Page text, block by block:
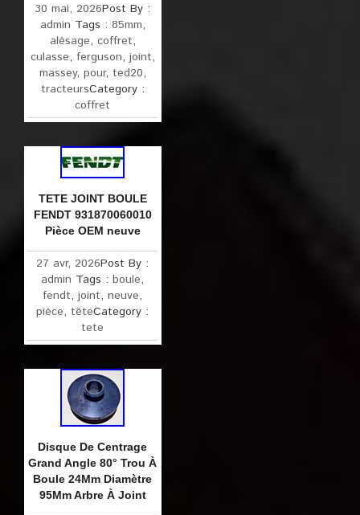
30 mai, 2026Post By :
admin Tags : 85mm,
alésage, coffret,
culasse, ferguson, joint,
massey, pour, ted20,
tracteursCategory :
coffret
TETE JOINT BOULE
FENDT 931870060010
Pièce OEM neuve
27 avr, 2026Post By :
admin Tags :boule,
fendt,joint,neuve,
pièce,têteCategory :
tete
Disque De Centrage
Grand Angle 80° Trou À
Boule 24Mm Diamètre
95Mm Arbre À Joint